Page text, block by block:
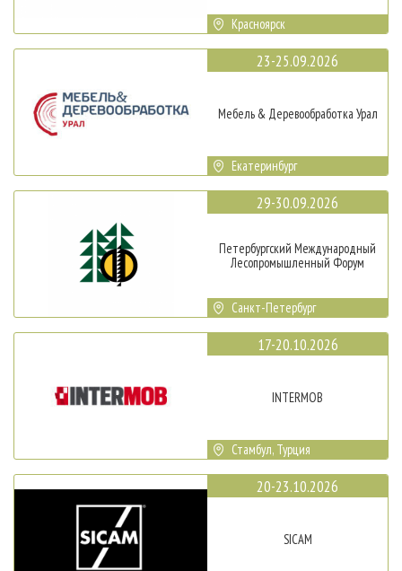
Красноярск
23-25.09.2026
Мебель & Деревообработка Урал
Екатеринбург
29-30.09.2026
Петербургский Международный
Лесопромышленный Форум
Санкт-Петербург
17-20.10.2026
INTERMOB
Стамбул, Турция
20-23.10.2026
SICAM